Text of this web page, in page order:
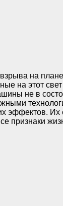
на
на этот
не в
эффектов. Их
признаки